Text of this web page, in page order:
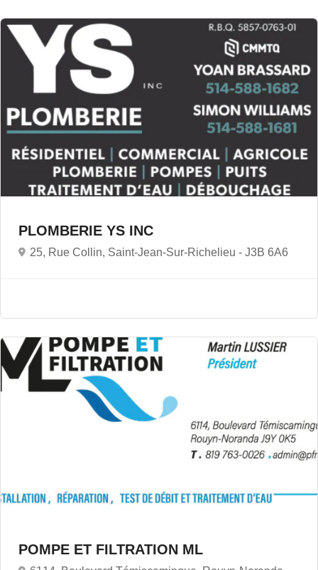
PLOMBERIE YS INC
25, Rue Collin, Saint-Jean-Sur-Richelieu - J3B 6A6
POMPE ET FILTRATION ML